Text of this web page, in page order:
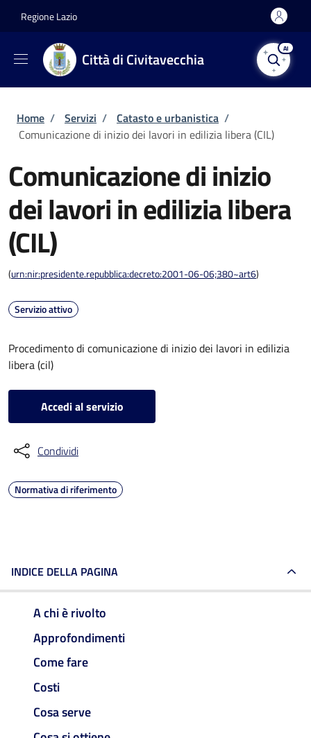
Regione Lazio
Città di Civitavecchia
AI
Briciole di pane
Home / Servizi / Catasto e urbanistica /
Comunicazione di inizio dei lavori in edilizia libera (CIL)
Comunicazione di inizio
dei lavori in edilizia libera
(CIL)
(urn:nir:presidente.repubblica:decreto:2001-06-06;380~art6)
Servizio attivo
Procedimento di comunicazione di inizio dei lavori in edilizia
libera (cil)
Accedi al servizio
Condividi
Normativa di riferimento
INDICE DELLA PAGINA
A chi è rivolto
Approfondimenti
Come fare
Costi
Cosa serve